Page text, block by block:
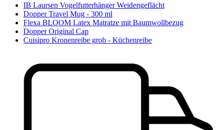
IB Laursen Vogelfutterhänger Weidengeflächt
Dopper Travel Mug - 300 ml
Flexa BLOOM Latex Matratze mit Baumwollbezug
Dopper Original Cap
Cuisipro Kronenreibe grob - Küchenreibe